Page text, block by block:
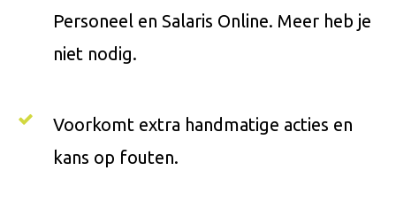
Personeel en Salaris Online. Meer heb je
niet nodig.
Voorkomt extra handmatige acties en
kans op fouten.